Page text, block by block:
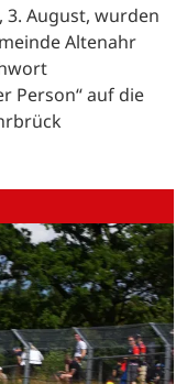
August, wurden
Altenahr
Person“ auf die